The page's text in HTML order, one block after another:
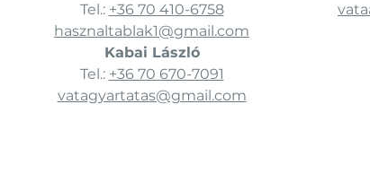
Tel.: +36 70 410-6758
hasznaltablak1@gmail.com
Kabai László
Tel.: +36 70 670-7091
vatagyartatas@gmail.com